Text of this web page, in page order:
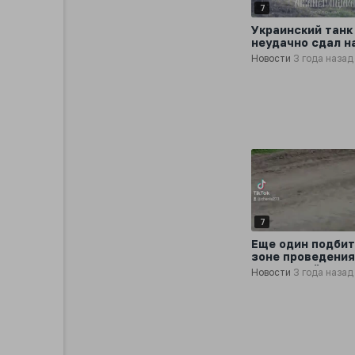
7
Украинский танк
неудачно сдал
Новости 3 года назад
7
Еще один
зоне
украинский танк
Новости 3 года назад